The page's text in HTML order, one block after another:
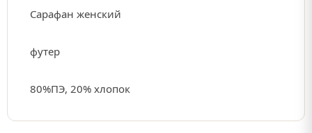
Сарафан женский
футер
80%ПЭ, 20% хлопок